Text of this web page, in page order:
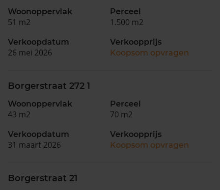
Woonoppervlak
51 m2
Perceel
1.500 m2
Verkoopdatum
26 mei 2026
Verkoopprijs
Koopsom opvragen
Borgerstraat 272 1
Woonoppervlak
43 m2
Perceel
70 m2
Verkoopdatum
31 maart 2026
Verkoopprijs
Koopsom opvragen
Borgerstraat 21